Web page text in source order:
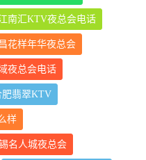
南汇KTV夜总会电话
花样年华夜总会
夜总会电话
肥翡翠KTV
样
名人城夜总会